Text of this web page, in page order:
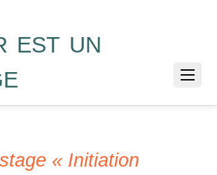
est un
« Initiation